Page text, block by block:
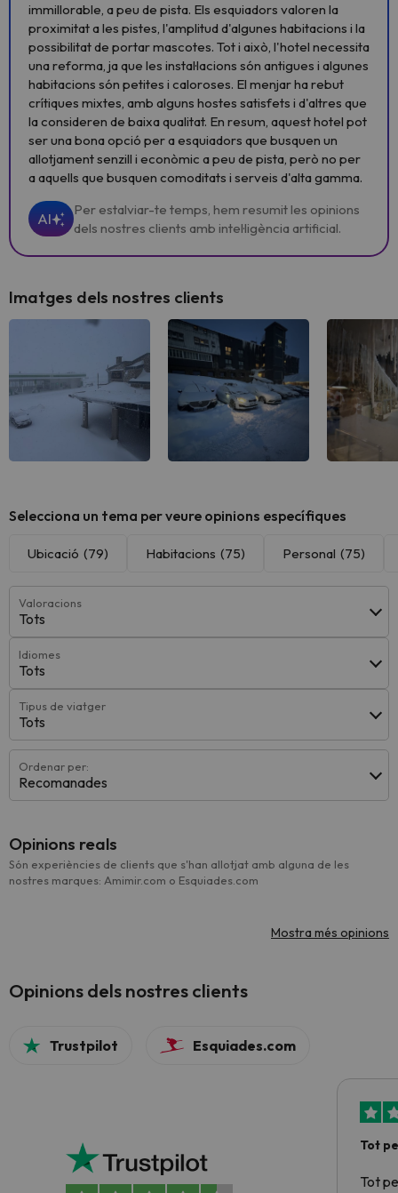
immillorable, a peu de pista. Els esquiadors valoren la
proximitat a les pistes, l'amplitud d'algunes habitacions i la
possibilitat de portar mascotes. Tot i això, l'hotel necessita
una reforma, ja que les instal·lacions són antigues i algunes
habitacions són petites i caloroses. El menjar ha rebut
crítiques mixtes, amb alguns hostes satisfets i d'altres que
la consideren de baixa qualitat. En resum, aquest hotel pot
ser una bona opció per a esquiadors que busquen un
allotjament senzill i econòmic a peu de pista, però no per
a aquells que busquen comoditats i serveis d'alta gamma.
AI
Per estalviar-te temps, hem resumit les opinions
dels nostres clients amb intel·ligència artificial.
Imatges dels nostres clients
Selecciona un tema per veure opinions específiques
Ubicació (79) Habitacions (75) Personal (75)
Valoracions
Tots
Idiomes
Tots
Tipus de viatger
Tots
Ordenar per:
Recomanades
Opinions reals
Són experiències de clients que s'han allotjat amb alguna de les
nostres marques: Amimir.com o Esquiades.com
Mostra més opinions
Opinions dels nostres clients
Trustpilot Esquiades.com
Tot
Tot